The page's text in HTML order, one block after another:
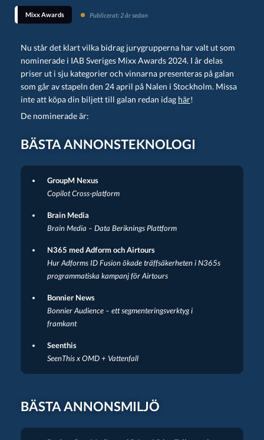
Mixx Awards Publicerat: 2 år sedan
Nu står det klart vilka bidrag jurygrupperna har valt ut som
nominerade i IAB Sveriges Mixx Awards 2024. I år delas
priser ut i sju kategorier och vinnarna presenteras på galan
som går av stapeln den 24 april på Nalen i Stockholm. Missa
inte att köpa din biljett till galan redan idag här!
De nominerade är:
BÄSTA ANNONSTEKNOLOGI
GroupM Nexus
Copilot Cross-platform
Brain Media
Brain Media – Data Beriknings Plattform
N365 med Adform och Airtours
Hur Adforms ID Fusion ökade träffsäkerheten i N365s
programmatiska kampanj för Airtours
Bonnier News
Bonnier Audience – ett segmenteringsverktyg i
framkant
Seenthis
SeenThis x OMD + Vattenfall
BÄSTA ANNONSMILJÖ